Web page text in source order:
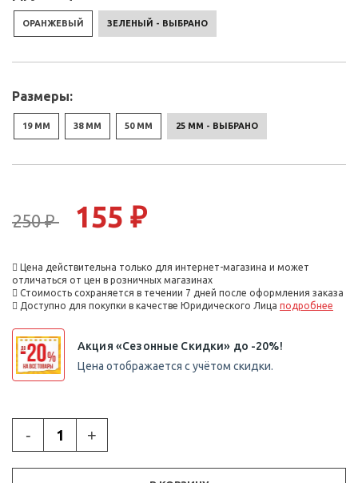
ОРАНЖЕВЫЙ ЗЕЛЕНЫЙ - ВЫБРАНО
Размеры:
19 ММ 38 ММ 50 ММ 25 ММ - ВЫБРАНО
250 ₽ 155 ₽
Цена действительна только для интернет-магазина и может
отличаться от цен в розничных магазинах
Стоимость сохраняется в течении 7 дней после оформления заказа
Доступно для покупки в качестве Юридического Лица подробнее
Акция «Сезонные Скидки» до -20%!
Цена отображается с учётом скидки.
- +